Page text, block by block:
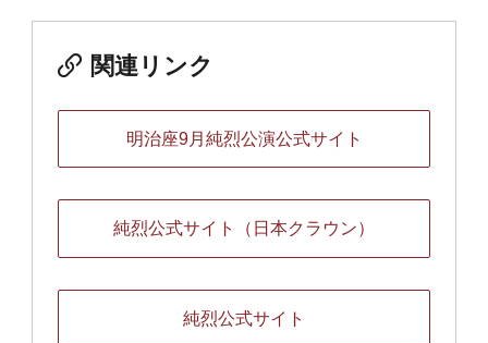
関連リンク
明治座9月純烈公演公式サイト
純烈公式サイト（日本クラウン）
純烈公式サイト